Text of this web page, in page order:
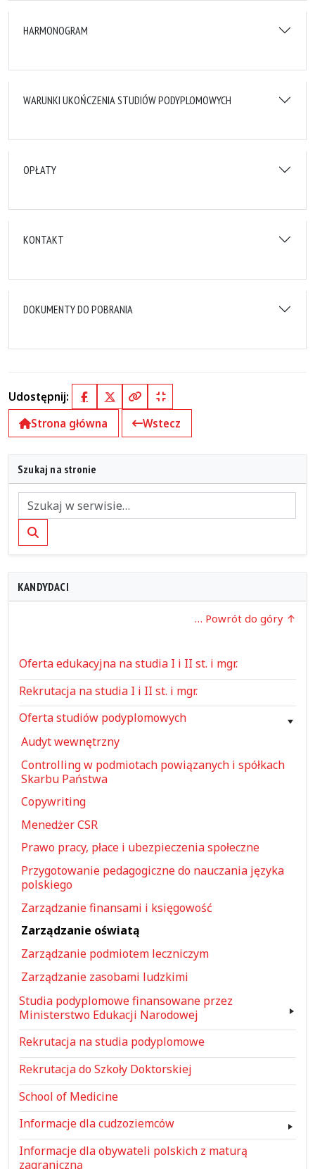
HARMONOGRAM
WARUNKI UKOŃCZENIA STUDIÓW PODYPLOMOWYCH
OPŁATY
KONTAKT
DOKUMENTY DO POBRANIA
Udostępnij: FacebookX (Twitter)
Kopiuj pełny link
Kopiuj krótki link
Strona główna
Wstecz
Szukaj na stronie
Szukaj
KANDYDACI
… Powrót do góry
Oferta edukacyjna na studia I i II st. i mgr.
Rekrutacja na studia I i II st. i mgr.
Oferta studiów podyplomowych
Audyt wewnętrzny
Controlling w podmiotach powiązanych i spółkach
Skarbu Państwa
Copywriting
Menedżer CSR
Prawo pracy, płace i ubezpieczenia społeczne
Przygotowanie pedagogiczne do nauczania języka
polskiego
Zarządzanie finansami i księgowość
Zarządzanie oświatą
Zarządzanie podmiotem leczniczym
Zarządzanie zasobami ludzkimi
Studia podyplomowe finansowane przez
Ministerstwo Edukacji Narodowej
Rekrutacja na studia podyplomowe
Rekrutacja do Szkoły Doktorskiej
School of Medicine
Informacje dla cudzoziemców
Informacje dla obywateli polskich z maturą
zagraniczną